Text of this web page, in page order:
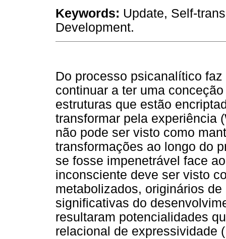
Keywords: Update, Self-
Development.
Do processo psicanalítico
continuar a ter uma
estruturas que estão
transformar pela experiência
não pode ser visto como
transformações ao longo do
se fosse impenetrável face
inconsciente deve ser visto
metabolizados, originários
significativas do
resultaram potencialidades
relacional de expressividade